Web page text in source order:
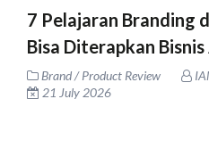
7 Pelajaran Branding
Bisa Diterapkan Bisnis
Brand / Product Review
21 July 2026